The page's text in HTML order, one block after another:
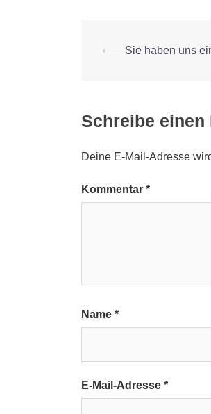
⟵ Sie haben uns
Schreibe einen
Deine E-Mail-Adresse
Kommentar *
Name *
E-Mail-Adresse *